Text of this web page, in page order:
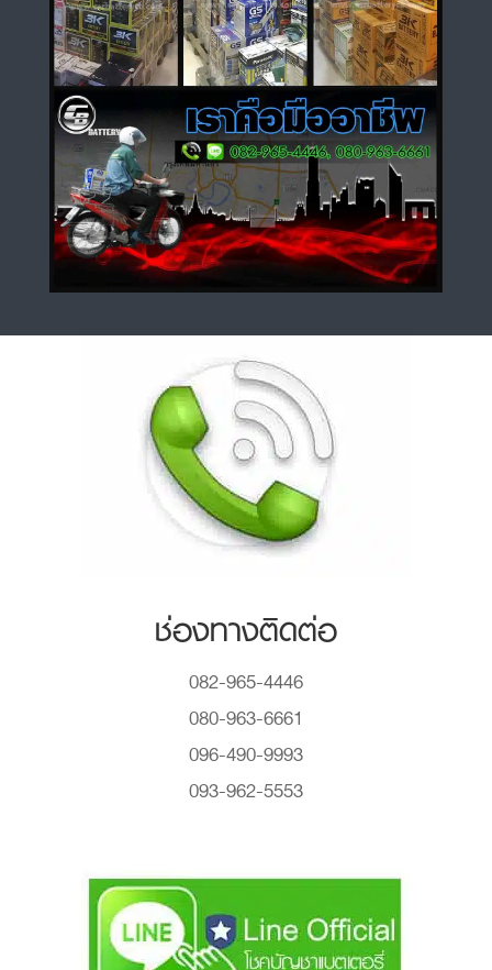
ช่องทางติดต่อ
082-965-4446
080-963-6661
096-490-9993
093-962-5553